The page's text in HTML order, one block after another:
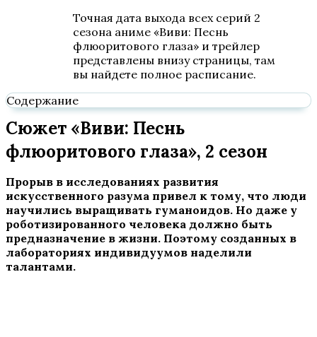
Точная дата выхода всех серий 2
сезона аниме «Виви: Песнь
флюоритового глаза» и трейлер
представлены внизу страницы, там
вы найдете полное расписание.
Содержание
Сюжет «Виви: Песнь
флюоритового глаза», 2 сезон
Прорыв в исследованиях развития
искусственного разума привел к тому, что люди
научились выращивать гуманоидов. Но даже у
роботизированного человека должно быть
предназначение в жизни. Поэтому созданных в
лабораториях индивидуумов наделили
талантами.